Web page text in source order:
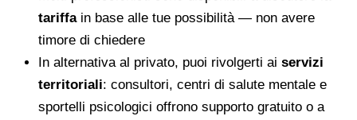
tariffain base alle tue possibilità — non avere
timore di chiedere
In alternativa al privato, puoi rivolgerti ai servizi
territoriali: consultori, centri di salute mentale e
sportelli psicologici offrono supporto gratuito o a